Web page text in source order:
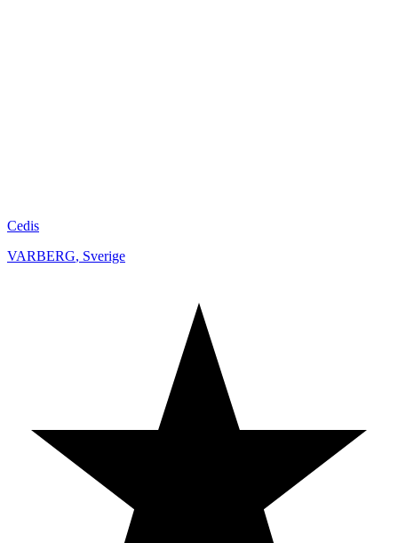
Cedis
VARBERG, Sverige